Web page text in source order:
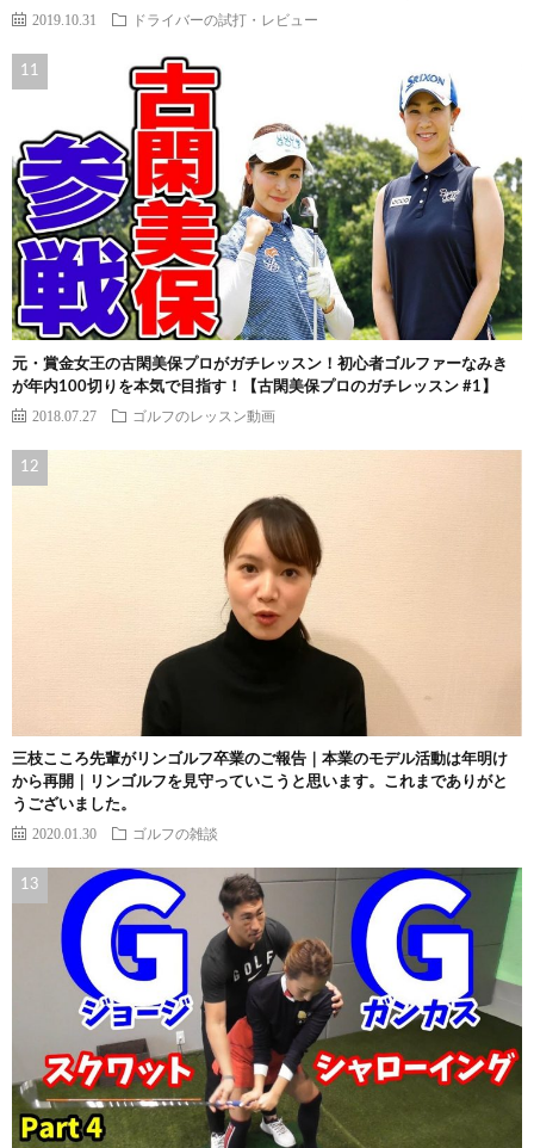
2019.10.31 ドライバーの試打・レビュー
元・賞金女王の古閑美保プロがガチレッスン！初心者ゴルファーなみき
が年内100切りを本気で目指す！【古閑美保プロのガチレッスン #1】
2018.07.27 ゴルフのレッスン動画
三枝こころ先輩がリンゴルフ卒業のご報告｜本業のモデル活動は年明け
から再開｜リンゴルフを見守っていこうと思います。これまでありがと
うございました。
2020.01.30 ゴルフの雑談